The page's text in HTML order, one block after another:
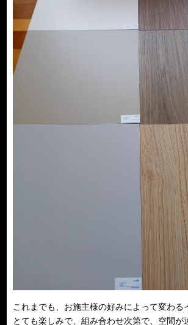
これまでも、お施主様の好みによって変わる
とても楽しみで、組み合わせ次第で、空間が